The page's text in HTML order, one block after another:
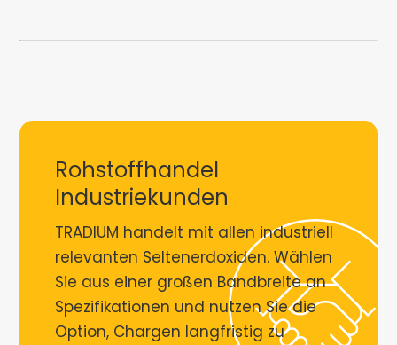
Rohstoffhandel
Industriekunden
TRADIUM handelt mit allen industriell
relevanten Seltenerdoxiden. Wählen
Sie aus einer großen Bandbreite an
Spezifikationen und nutzen Sie die
Option, Chargen langfristig zu